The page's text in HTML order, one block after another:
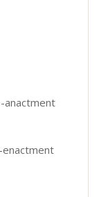
anactment